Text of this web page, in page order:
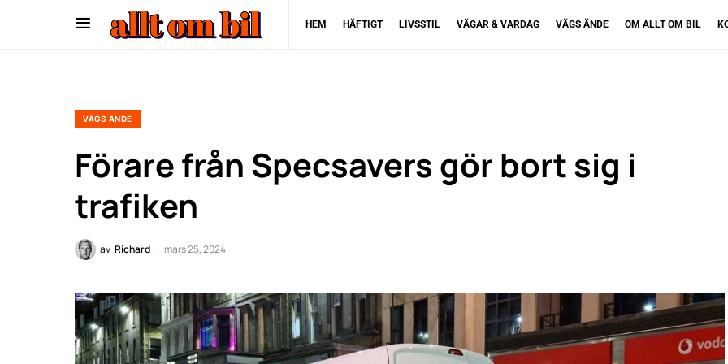
HEM HÄFTIGT LIVSSTIL VÄGAR & VARDAG VÄGS ÄNDE OM ALLT OM BIL
VÄGS ÄNDE
Förare från Specsavers gör bort sig i
trafiken
av Richard mars 25, 2024